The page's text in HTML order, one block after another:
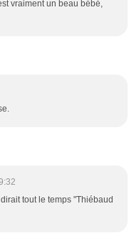
vraiment un beau bébé,
tout le temps "Thiébaud